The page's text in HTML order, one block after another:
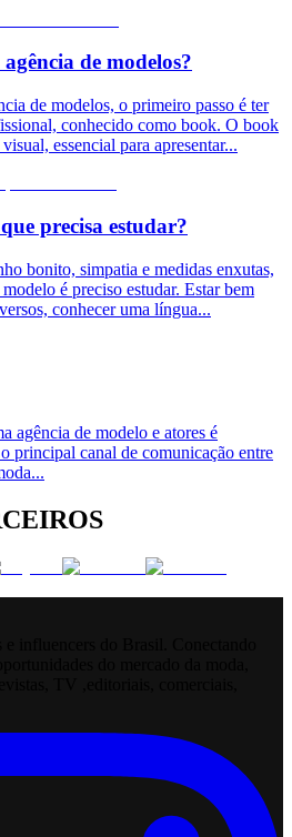
de modelos?
de modelos, o primeiro passo é ter
conhecido como book. O book
essencial para apresentar...
precisa estudar?
bonito, simpatia e medidas enxutas,
é preciso estudar. Estar bem
conhecer uma língua...
agência de modelo e atores é
principal canal de comunicação entre
...